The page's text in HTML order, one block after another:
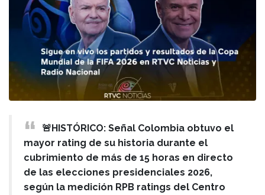
🚨HISTÓRICO: Señal Colombia obtuvo el
mayor rating de su historia durante el
cubrimiento de más de 15 horas en directo
de las elecciones presidenciales 2026,
según la medición RPB ratings del Centro